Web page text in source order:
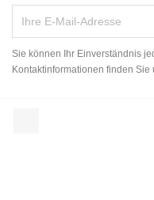
Sie können Ihr Einverständnis
Kontaktinformationen finden Sie